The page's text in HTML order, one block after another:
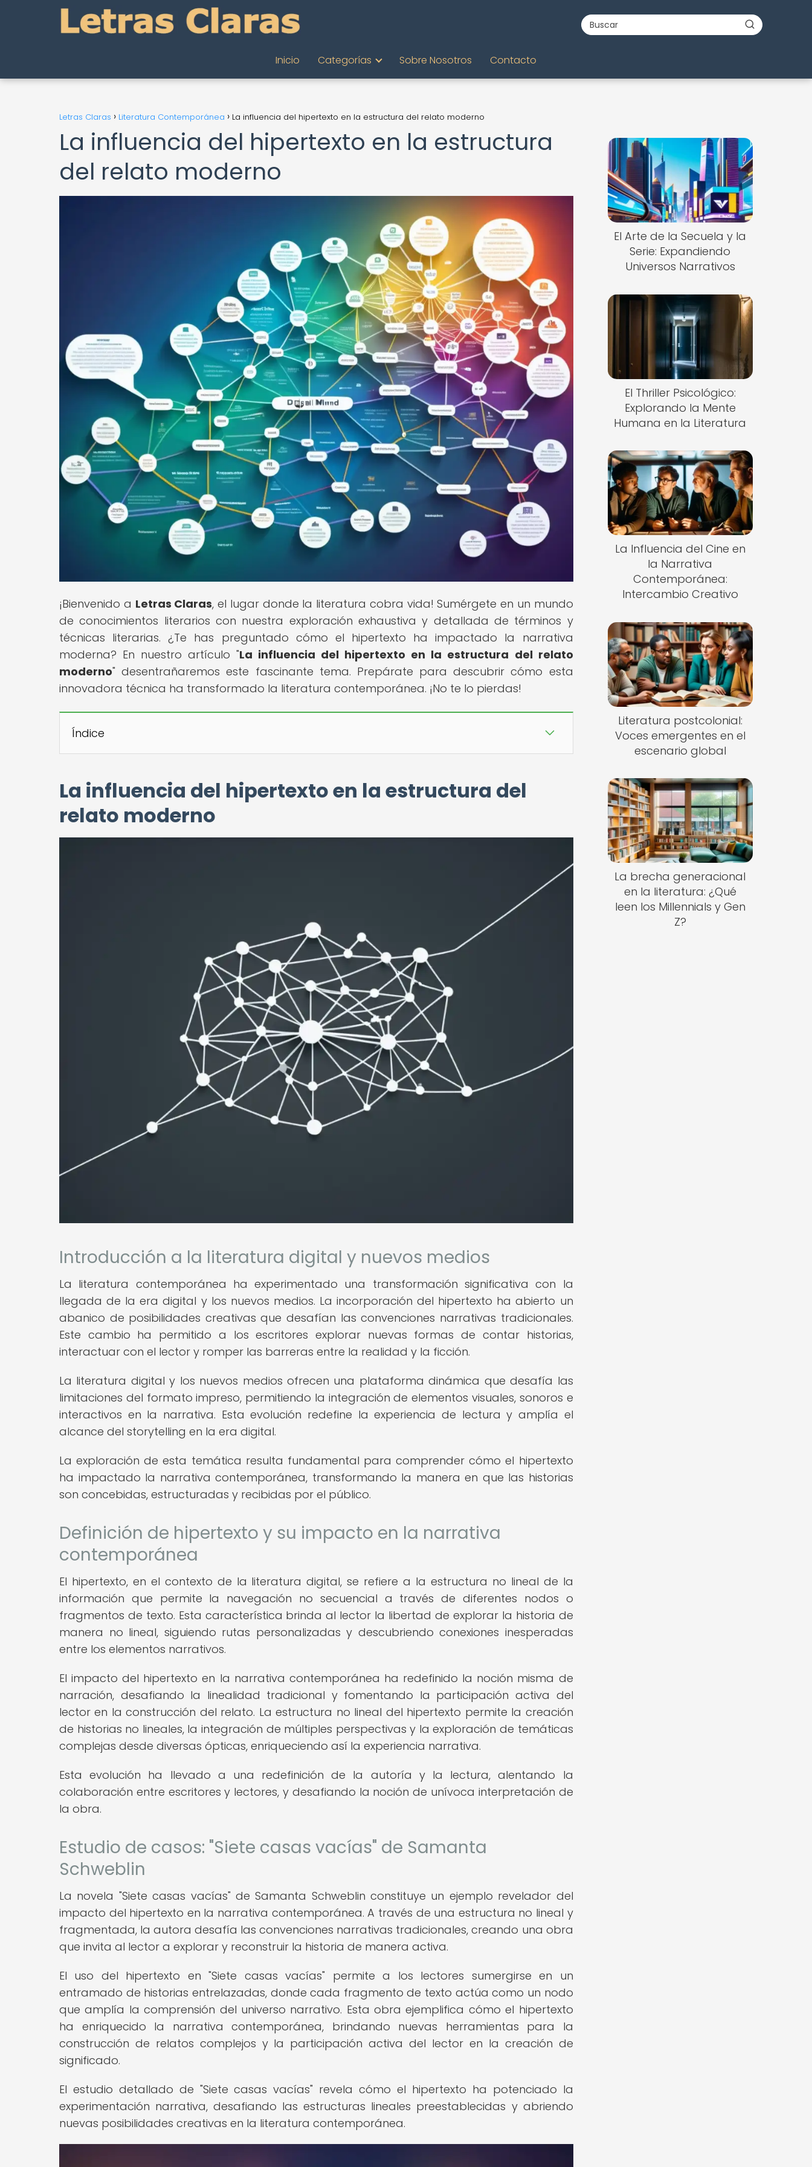
Inicio Categorías Sobre Nosotros Contacto
Letras Claras Literatura Contemporánea La influencia del hipertexto en la estructura del relato moderno
La influencia del hipertexto en la estructura
del relato moderno
¡Bienvenido a Letras Claras, el lugar donde la literatura cobra vida! Sumérgete en un mundo
de conocimientos literarios con nuestra exploración exhaustiva y detallada de términos y
técnicas literarias. ¿Te has preguntado cómo el hipertexto ha impactado la narrativa
moderna? En nuestro artículo "La influencia del hipertexto en la estructura del relato
moderno" desentrañaremos este fascinante tema. Prepárate para descubrir cómo esta
innovadora técnica ha transformado la literatura contemporánea. ¡No te lo pierdas!
Índice
La influencia del hipertexto en la estructura del
relato moderno
Introducción a la literatura digital y nuevos medios
La literatura contemporánea ha experimentado una transformación significativa con la
llegada de la era digital y los nuevos medios. La incorporación del hipertexto ha abierto un
abanico de posibilidades creativas que desafían las convenciones narrativas tradicionales.
Este cambio ha permitido a los escritores explorar nuevas formas de contar historias,
interactuar con el lector y romper las barreras entre la realidad y la ficción.
La literatura digital y los nuevos medios ofrecen una plataforma dinámica que desafía las
limitaciones del formato impreso, permitiendo la integración de elementos visuales, sonoros e
interactivos en la narrativa. Esta evolución redefine la experiencia de lectura y amplía el
alcance del storytelling en la era digital.
La exploración de esta temática resulta fundamental para comprender cómo el hipertexto
ha impactado la narrativa contemporánea, transformando la manera en que las historias
son concebidas, estructuradas y recibidas por el público.
Definición de hipertexto y su impacto en la narrativa
contemporánea
El hipertexto, en el contexto de la literatura digital, se refiere a la estructura no lineal de la
información que permite la navegación no secuencial a través de diferentes nodos o
fragmentos de texto. Esta característica brinda al lector la libertad de explorar la historia de
manera no lineal, siguiendo rutas personalizadas y descubriendo conexiones inesperadas
entre los elementos narrativos.
El impacto del hipertexto en la narrativa contemporánea ha redefinido la noción misma de
narración, desafiando la linealidad tradicional y fomentando la participación activa del
lector en la construcción del relato. La estructura no lineal del hipertexto permite la creación
de historias no lineales, la integración de múltiples perspectivas y la exploración de temáticas
complejas desde diversas ópticas, enriqueciendo así la experiencia narrativa.
Esta evolución ha llevado a una redefinición de la autoría y la lectura, alentando la
colaboración entre escritores y lectores, y desafiando la noción de unívoca interpretación de
la obra.
Estudio de casos: "Siete casas vacías" de Samanta
Schweblin
La novela "Siete casas vacías" de Samanta Schweblin constituye un ejemplo revelador del
impacto del hipertexto en la narrativa contemporánea. A través de una estructura no lineal y
fragmentada, la autora desafía las convenciones narrativas tradicionales, creando una obra
que invita al lector a explorar y reconstruir la historia de manera activa.
El uso del hipertexto en "Siete casas vacías" permite a los lectores sumergirse en un
entramado de historias entrelazadas, donde cada fragmento de texto actúa como un nodo
que amplía la comprensión del universo narrativo. Esta obra ejemplifica cómo el hipertexto
ha enriquecido la narrativa contemporánea, brindando nuevas herramientas para la
construcción de relatos complejos y la participación activa del lector en la creación de
significado.
El estudio detallado de "Siete casas vacías" revela cómo el hipertexto ha potenciado la
experimentación narrativa, desafiando las estructuras lineales preestablecidas y abriendo
nuevas posibilidades creativas en la literatura contemporánea.
El Arte de la Secuela y la
Serie: Expandiendo
Universos Narrativos
El Thriller Psicológico:
Explorando la Mente
Humana en la Literatura
La Influencia del Cine en
la Narrativa
Contemporánea:
Intercambio Creativo
Literatura postcolonial:
Voces emergentes en el
escenario global
La brecha generacional
en la literatura: ¿Qué
leen los Millennials y Gen
Z?